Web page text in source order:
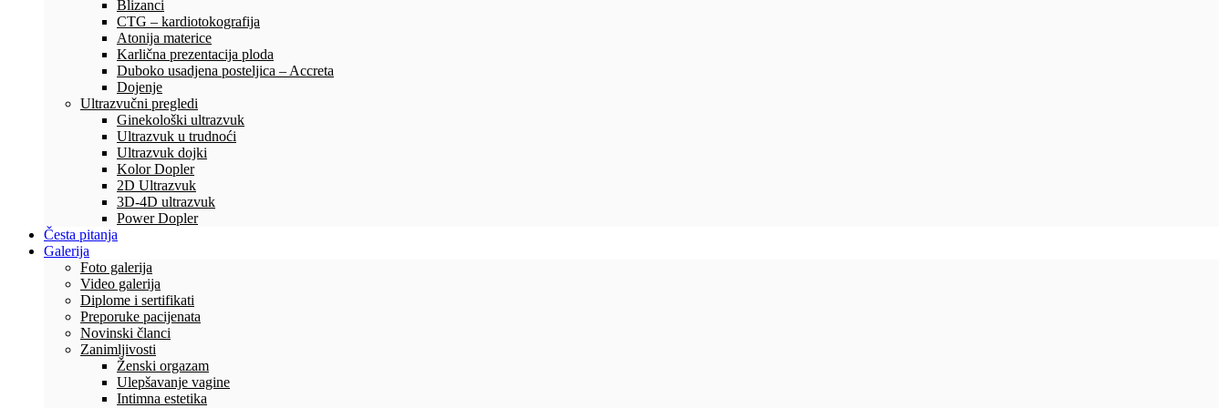
Blizanci
CTG – kardiotokografija
Atonija materice
Karlična prezentacija ploda
Duboko usadjena posteljica – Accreta
Dojenje
Ultrazvučni pregledi
Ginekološki ultrazvuk
Ultrazvuk u trudnoći
Ultrazvuk dojki
Kolor Dopler
2D Ultrazvuk
3D-4D ultrazvuk
Power Dopler
Česta pitanja
Galerija
Foto galerija
Video galerija
Diplome i sertifikati
Preporuke pacijenata
Novinski članci
Zanimljivosti
Ženski orgazam
Ulepšavanje vagine
Intimna estetika